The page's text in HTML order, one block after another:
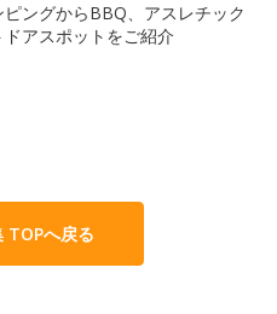
ングからBBQ、アスレチック
アスポットをご紹介
TOPへ戻る